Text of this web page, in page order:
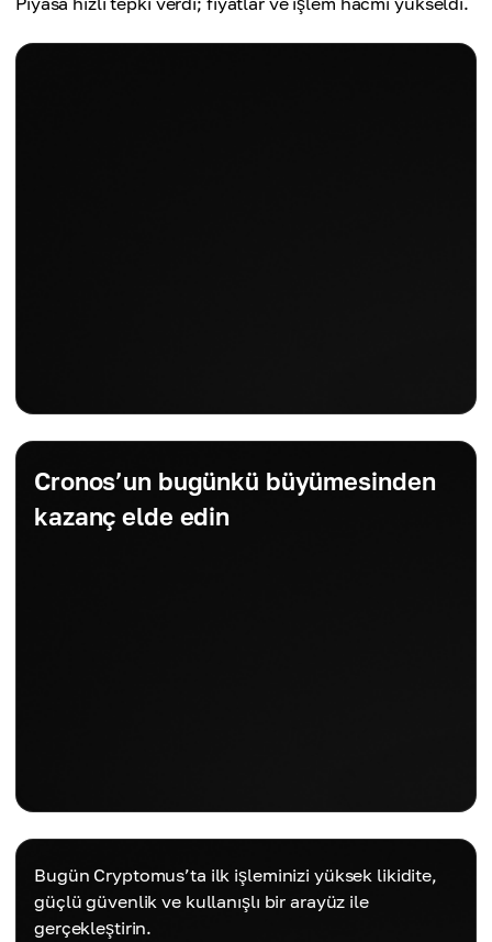
Cronos’un bugünkü büyümesinden
kazanç elde edin
Bugün Cryptomus’ta ilk işleminizi yüksek likidite,
güçlü güvenlik ve kullanışlı bir arayüz ile
gerçekleştirin.